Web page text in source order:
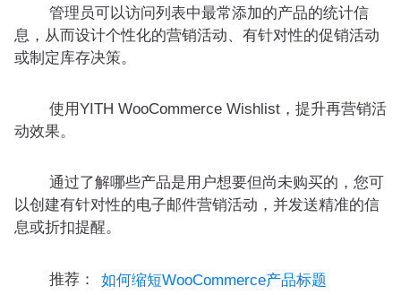
管理员可以访问列表中最常添加的产品的统计信
息，从而设计个性化的营销活动、有针对性的促销活动
或制定库存决策。
使用YITH WooCommerce Wishlist，提升再营销活
动效果。
通过了解哪些产品是用户想要但尚未购买的，您可
以创建有针对性的电子邮件营销活动，并发送精准的信
息或折扣提醒。
推荐： 如何缩短WooCommerce产品标题